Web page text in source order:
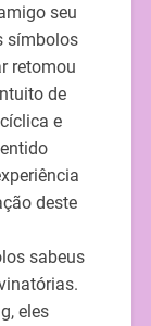
seu
símbolos
retomou
de
e
deste
sabeus
eles